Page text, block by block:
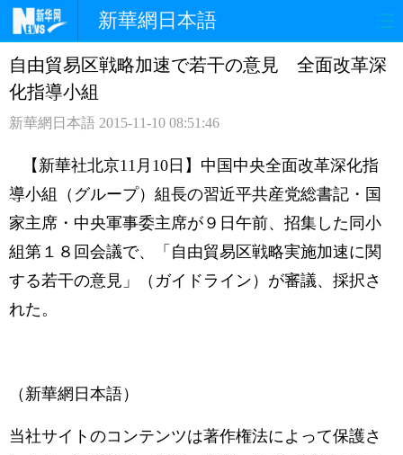
新華網日本語
ホームページ 政治 経済
観光 評論 写真
中日対訳
自由貿易区戦略加速で若干の意見 全面改革深
化指導小組
新華網日本語 2015-11-10 08:51:46
【新華社北京11月10日】中国中央全面改革深化指
導小組（グループ）組長の習近平共産党総書記・国
家主席・中央軍事委主席が９日午前、招集した同小
組第１８回会議で、「自由貿易区戦略実施加速に関
する若干の意見」（ガイドライン）が審議、採択さ
れた。
（新華網日本語）
当社サイトのコンテンツは著作権法によって保護さ